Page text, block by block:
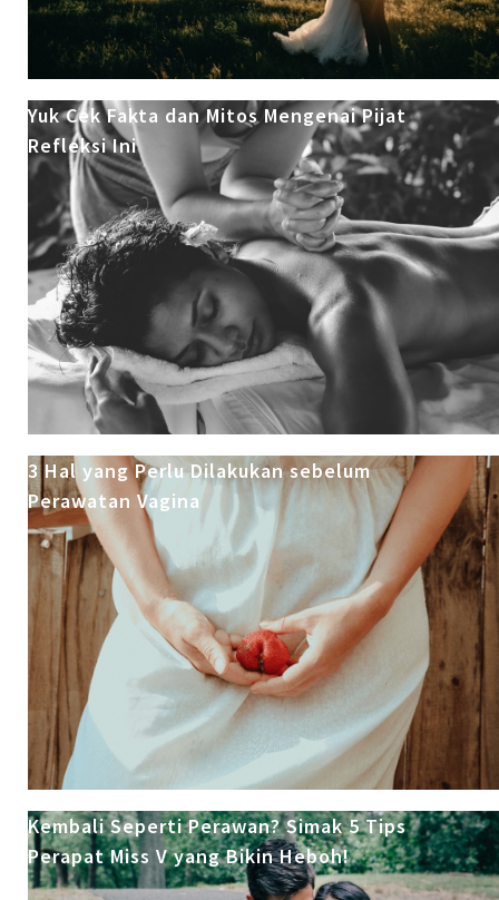
Yuk Cek Fakta dan Mitos Mengenai Pijat
Refleksi Ini
3 Hal yang Perlu Dilakukan sebelum
Perawatan Vagina
Kembali Seperti Perawan? Simak 5 Tips
Perapat Miss V yang Bikin Heboh!